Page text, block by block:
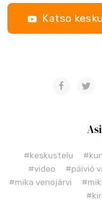
Katso
#keskustelu
#video
#päiviö
#mika venojärvi